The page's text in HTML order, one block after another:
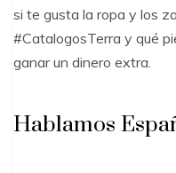
si te gusta la ropa y los
#CatalogosTerra y qué
ganar un dinero extra.
Hablamos